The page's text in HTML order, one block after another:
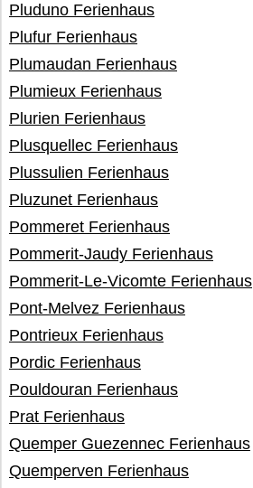
Pluduno Ferienhaus
Plufur Ferienhaus
Plumaudan Ferienhaus
Plumieux Ferienhaus
Plurien Ferienhaus
Plusquellec Ferienhaus
Plussulien Ferienhaus
Pluzunet Ferienhaus
Pommeret Ferienhaus
Pommerit-Jaudy Ferienhaus
Pommerit-Le-Vicomte Ferienhaus
Pont-Melvez Ferienhaus
Pontrieux Ferienhaus
Pordic Ferienhaus
Pouldouran Ferienhaus
Prat Ferienhaus
Quemper Guezennec Ferienhaus
Quemperven Ferienhaus